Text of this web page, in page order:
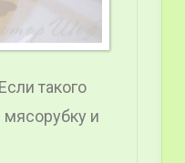
такого
мясорубку и